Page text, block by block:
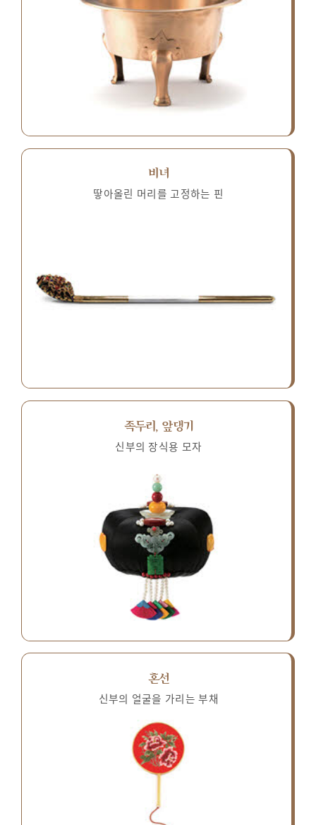
비녀
땋아올린 머리를 고정하는 핀
족두리, 앞댕기
신부의 장식용 모자
혼선
신부의 얼굴을 가리는 부채